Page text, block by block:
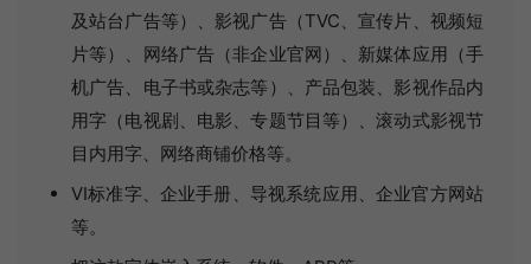
及站台广告等）、影视广告（TVC、宣传片、视频短
片等）、网络广告（非企业官网）、新媒体应用（手
机广告、电子书或杂志等）、产品包装、影视作品内
用字（电视剧、电影、专题节目等）、滚动式影视节
目内用字、网络商铺价格等。
VI标准字、企业手册、导视系统应用、企业官方网站
等。